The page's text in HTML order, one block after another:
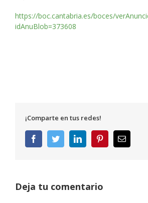
https://boc.cantabria.es/boces/
idAnuBlob=373608
¡Comparte en tus redes!
FacebookTwitterLinkedInPinterestCorreo
Deja tu comentario